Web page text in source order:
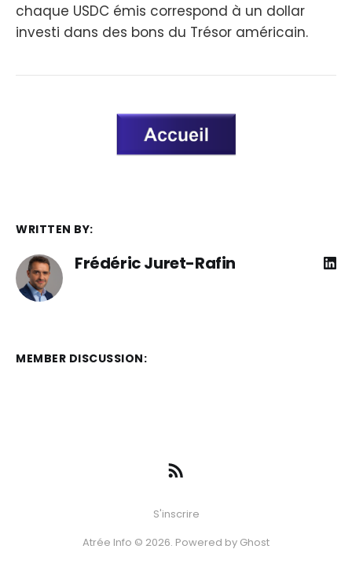
chaque USDC émis correspond à un dollar
investi dans des bons du Trésor américain.
WRITTEN BY:
Frédéric Juret-Rafin
MEMBER DISCUSSION:
S'inscrire
Atrée Info © 2026. Powered by Ghost